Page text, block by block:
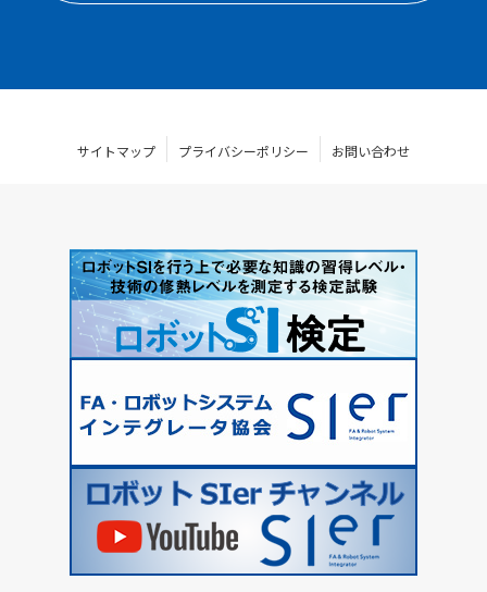
サイトマップ プライバシーポリシー お問い合わせ